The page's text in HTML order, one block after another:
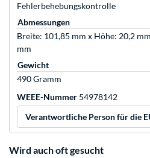
Fehlerbehebungskontrolle
Abmessungen
Breite: 101,85 mm x Höhe: 20,2
mm
Gewicht
490 Gramm
WEEE-Nummer 54978142
Verantwortliche Person für die
Wird auch oft gesucht